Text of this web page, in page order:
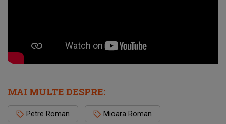
MAI MULTE DESPRE:
Petre Roman Mioara Roman